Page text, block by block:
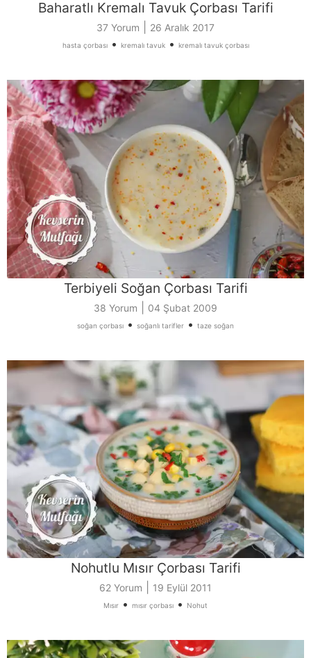
Baharatlı Kremalı Tavuk Çorbası Tarifi
37 Yorum 26 Aralık 2017
hasta çorbası• kremalı tavuk• kremalı tavuk çorbası
Terbiyeli Soğan Çorbası Tarifi
38 Yorum 04 Şubat 2009
soğan çorbası • soğanlı tarifler • taze soğan
Nohutlu Mısır Çorbası Tarifi
62 Yorum 19 Eylül 2011
Mısır • mısır çorbası • Nohut